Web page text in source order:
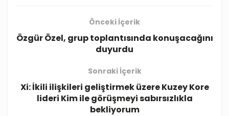
Önceki İçerik
Özgür Özel, grup toplantısında konuşacağını
duyurdu
Sonraki İçerik
Xi: İkili ilişkileri geliştirmek üzere Kuzey Kore
lideri Kim ile görüşmeyi sabırsızlıkla
bekliyorum